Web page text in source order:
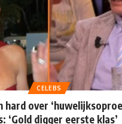
CELEBS
hard over
‘Gold digger eerste klas’